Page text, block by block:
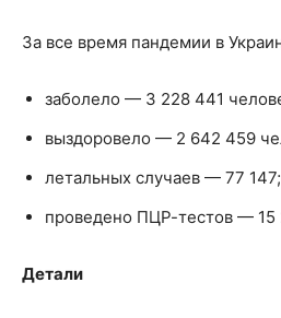
За все время пандемии в
заболело — 3 228 441
выздоровело — 2 642 459
летальных случаев — 77 147;
проведено ПЦР-тестов — 15
Детали